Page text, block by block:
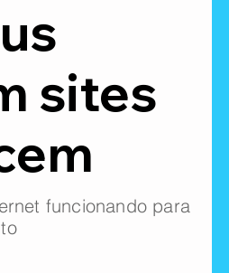
sites
funcionando para